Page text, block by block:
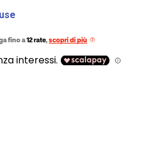
fino a12 rate,scopri di più